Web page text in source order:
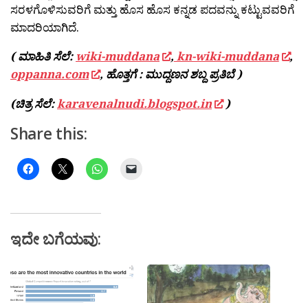
ಸರಳಗೊಳಿಸುವರಿಗೆ ಮತ್ತು ಹೊಸ ಹೊಸ ಕನ್ನಡ ಪದವನ್ನು ಕಟ್ಟುವವರಿಗೆ
ಮಾದರಿಯಾಗಿದೆ.
( ಮಾಹಿತಿ ಸೆಲೆ: wiki-muddana , kn-wiki-muddana
,
oppanna.com
, ಹೊತ್ತಗೆ : ಮುದ್ದಣನ ಶಬ್ದ ಪ್ರತಿಬೆ )
(ಚಿತ್ರ ಸೆಲೆ:karavenalnudi.blogspot.in )
Share this:
ಇದೇ ಬಗೆಯವು: